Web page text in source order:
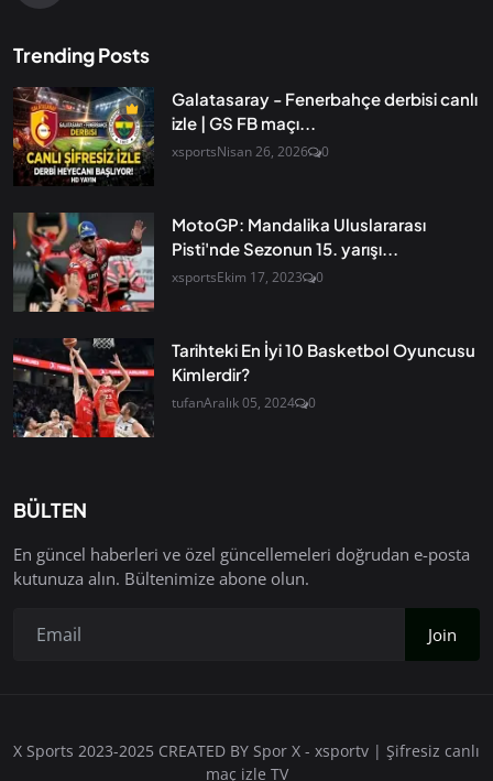
Trending Posts
Galatasaray - Fenerbahçe derbisi canlı
izle | GS FB maçı...
xsportsNisan 26, 2026 0
MotoGP: Mandalika Uluslararası
Pisti'nde Sezonun 15. yarışı...
xsportsEkim 17, 2023 0
Tarihteki En İyi 10 Basketbol Oyuncusu
Kimlerdir?
tufanAralık 05, 2024 0
BÜLTEN
En güncel haberleri ve özel güncellemeleri doğrudan e-posta
kutunuza alın. Bültenimize abone olun.
Join
X Sports 2023-2025 CREATED BY Spor X - xsportv | Şifresiz canlı
maç izle TV